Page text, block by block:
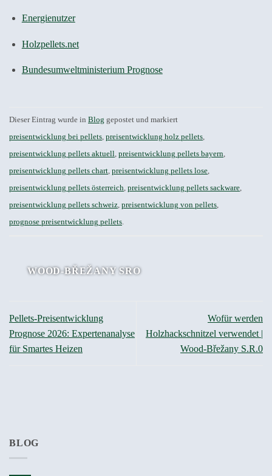
Energienutzer
Holzpellets.net
Bundesumweltministerium Prognose
Dieser Eintrag wurde in Blog gepostet und markiert
preisentwicklung bei pellets, preisentwicklung holz pellets,
preisentwicklung pellets aktuell, preisentwicklung pellets bayern,
preisentwicklung pellets chart, preisentwicklung pellets lose,
preisentwicklung pellets österreich, preisentwicklung pellets sackware,
preisentwicklung pellets schweiz, preisentwicklung von pellets,
prognose preisentwicklung pellets.
WOOD-BŘEŽANY SRO
Pellets-Preisentwicklung
Prognose 2026: Expertenanalyse
für Smartes Heizen
Wofür werden
Holzhackschnitzel verwendet |
Wood-Břežany S.R.0
BLOG